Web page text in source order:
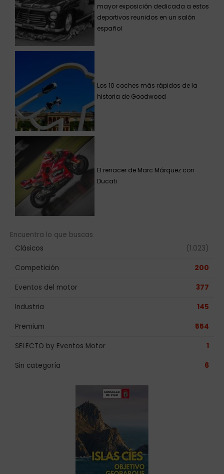
mayor exposición dedicada a estos
deportivos reunidos en un salón
español
Los 10 coches más rápidos de la
historia de Goodwood
El renacer de Marc Márquez con
Ducati
Encuentra lo que buscas
Clásicos
(1.023)
Competición 200
Eventos del motor 377
Industria 145
Premium 554
SELECTO by Eventos Motor 1
Sin categoría 6